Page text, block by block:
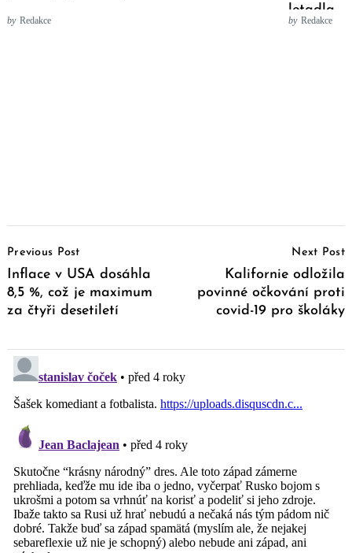
by Redakce
letadla
by Redakce
Navigation
Previous Post
Inflace v USA dosáhla
8,5 %, což je maximum
za čtyři desetiletí
Next Post
Kalifornie odložila
povinné očkování proti
covid-19 pro školáky